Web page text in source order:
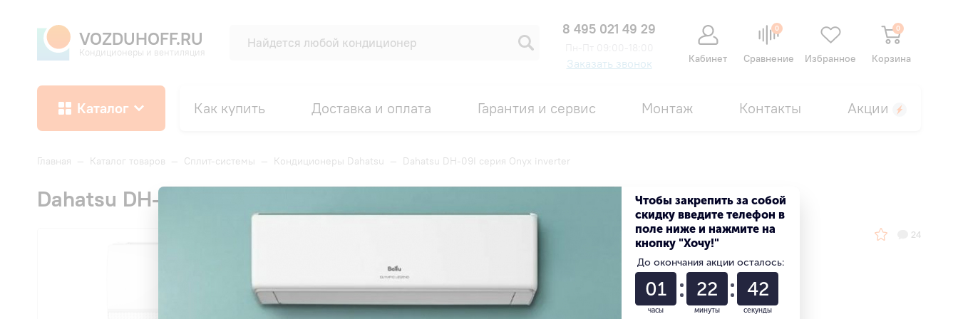
VOZDUHOFF.RU
Кондиционеры и вентиляция
8 495 021 49 29
Заказать звонок Кабинет
0
Сравнение Избранное
0
Корзина
Каталог Как купить Доставка и оплата Гарантия и сервис Монтаж Контакты Акции
Главная — Каталог товаров — Сплит-системы — Кондиционеры Dahatsu — Dahatsu DH-09I серия Onyx inverter
Dahatsu DH-09I серия Onyx inverter
24
30 430 ₽
Выгода 15%
или 5 370 ₽
Чтобы закрепить за собой
скидку введите телефон в
поле ниже и нажмите на
кнопку "Хочу!"
До окончания акции осталось:
01
часы
22
минуты
41
секунды